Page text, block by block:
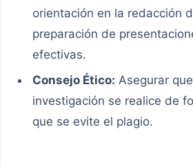
orientación en la redacción
preparación de
efectivas.
Consejo Ético: Asegurar
investigación se realice de
que se evite el plagio.